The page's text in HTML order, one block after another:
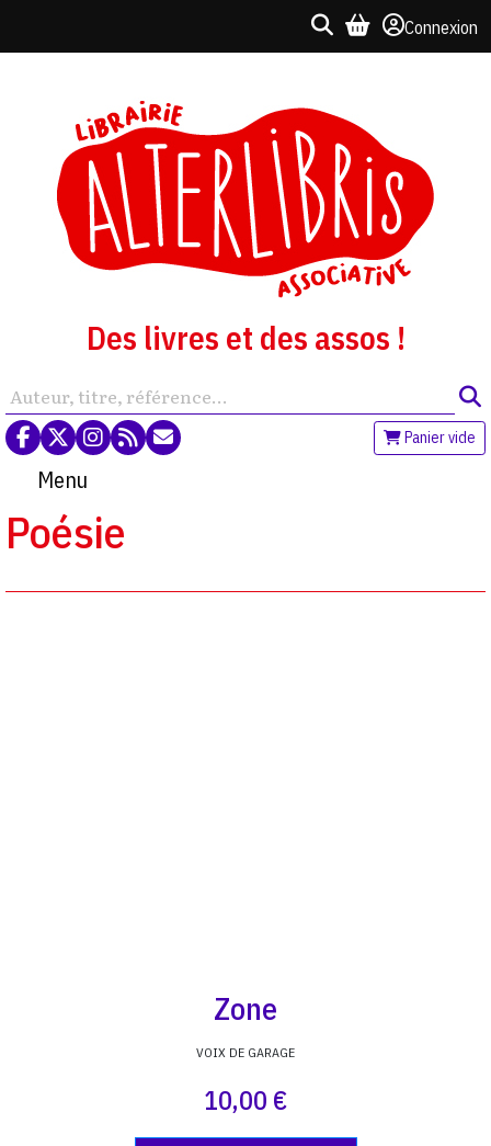
Connexion
Des livres et des assos !
Panier vide
Menu
Poésie
Zone
VOIX DE GARAGE
10,00 €